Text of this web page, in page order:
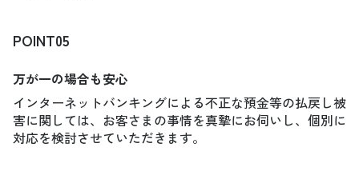
POINT05
万が一の場合も安心
インターネットバンキングによる不正な預金等の払戻し被
害に関しては、お客さまの事情を真摯にお伺いし、個別に
対応を検討させていただきます。